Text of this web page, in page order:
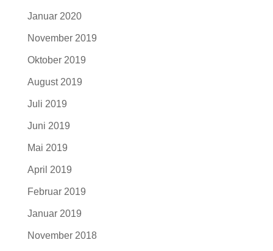
Januar 2020
November 2019
Oktober 2019
August 2019
Juli 2019
Juni 2019
Mai 2019
April 2019
Februar 2019
Januar 2019
November 2018